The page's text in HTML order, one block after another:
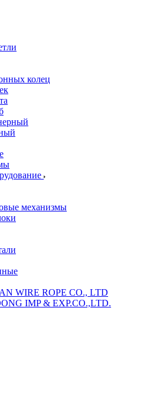
колец
механизмы
WIRE ROPE CO., LTD
IMP & EXP.CO.,LTD.